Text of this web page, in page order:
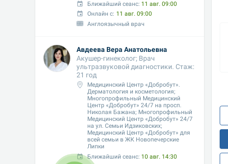
Ближайший сеанс: 11 авг. 09:00
Онлайн с: 11 авг. 09:00
Англоязычный врач
Авдеева Вера Анатольевна
Акушер-гинеколог; Врач
ультразвуковой диагностики. Стаж:
21 год
Медицинский Центр «Добробут».
Дерматология и косметология;
Многопрофильный Медицинский
Центр «Добробут» 24/7 на просп.
Николая Бажана; Многопрофильный
Медицинский Центр «Добробут» 24/7
на ул. Семьи Идзиковских;
Медицинский Центр «Добробут» для
всей семьи в ЖК Новопечерские
Липки
Ближайший сеанс: 10 авг. 14:30